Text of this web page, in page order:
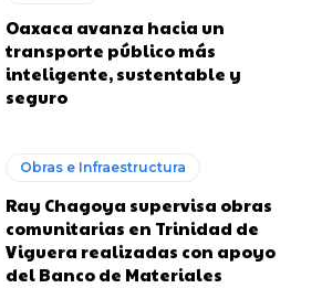
Oaxaca avanza hacia un
transporte público más
inteligente, sustentable y
seguro
Obras e Infraestructura
Ray Chagoya supervisa obras
comunitarias en Trinidad de
Viguera realizadas con apoyo
del Banco de Materiales